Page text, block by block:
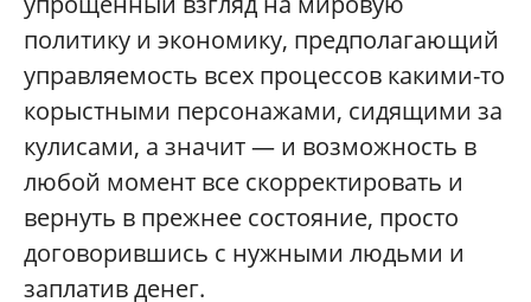
политику и экономику, предполагающий
управляемость всех процессов какими-то
корыстными персонажами, сидящими за
кулисами, а значит — и возможность в
любой момент все скорректировать и
вернуть в прежнее состояние, просто
договорившись с нужными людьми и
заплатив денег.